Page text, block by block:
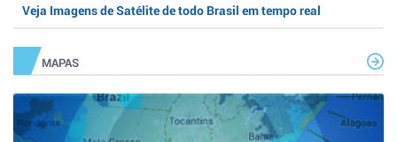
Veja Imagens de Satélite de todo Brasil em tempo real
MAPAS